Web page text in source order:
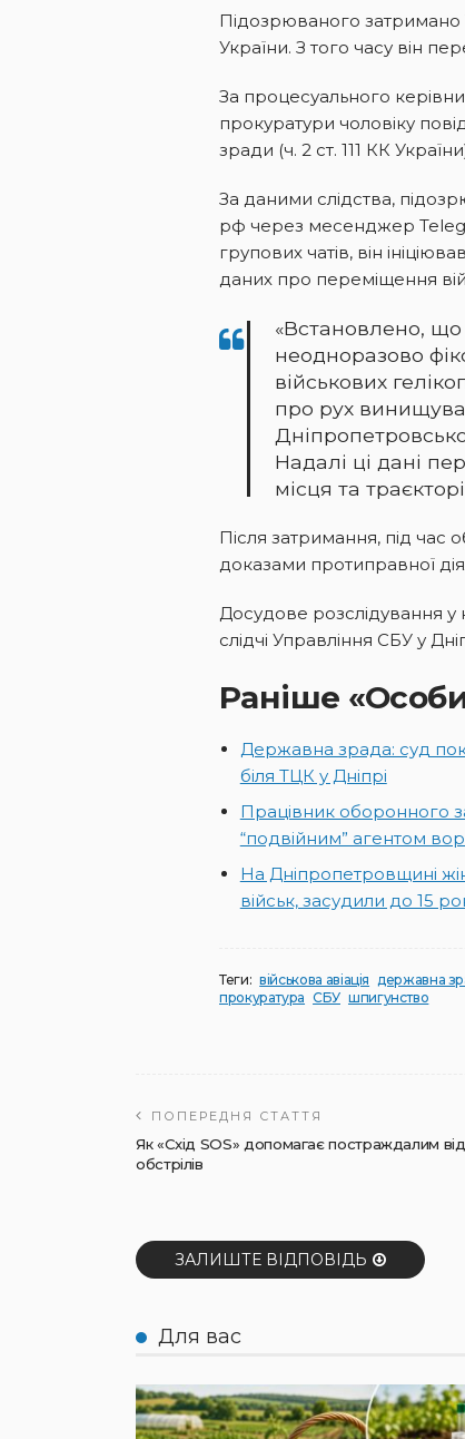
Підозрюваного затримано
України. З того часу він
За процесуального
прокуратури чоловіку
зради (ч. 2 ст. 111 КК
За даними слідства,
рф через месенджер
групових чатів, він
даних про переміщення
«Встановлено, що
неодноразово
військових
про рух
Надалі ці дані
місця та
Після затримання, під час
доказами протиправної
Досудове розслідування
слідчі Управління СБУ у
Раніше
Державна зрада: суд
біля ТЦК у Дніпрі
Працівник оборонного
“подвійним” агентом
На Дніпропетровщині
військ, засудили до 15
Теги: військова авіація державна
прокуратура СБУ шпигунство
ПОПЕРЕДНЯ СТАТТЯ
Як «Схід SOS» допомагає постраждалим від
обстрілів
ЗАЛИШТЕ ВІДПОВІДЬ
Для вас